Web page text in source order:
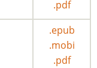
.pdf
.epub
.mobi
.pdf